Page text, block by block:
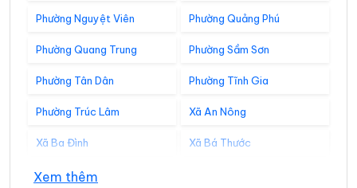
Phường Nguyệt Viên Phường Quảng Phú
Phường Quang Trung Phường Sầm Sơn
Phường Tân Dân Phường Tĩnh Gia
Phường Trúc Lâm Xã An Nông
Xã Ba Đình Xã Bá Thước
Xã Bát Mọt
Xem thêm